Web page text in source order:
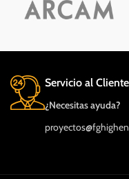
Servicio al Cliente
¿Necesitas ayuda?